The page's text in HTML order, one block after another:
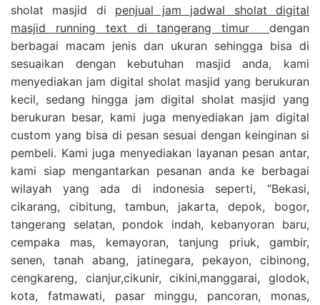
sholat masjid di penjual jam jadwal sholat digital
masjid running text di tangerang timur dengan
berbagai macam jenis dan ukuran sehingga bisa di
sesuaikan dengan kebutuhan masjid anda, kami
menyediakan jam digital sholat masjid yang berukuran
kecil, sedang hingga jam digital sholat masjid yang
berukuran besar, kami juga menyediakan jam digital
custom yang bisa di pesan sesuai dengan keinginan si
pembeli. Kami juga menyediakan layanan pesan antar,
kami siap mengantarkan pesanan anda ke berbagai
wilayah yang ada di indonesia seperti, “Bekasi,
cikarang, cibitung, tambun, jakarta, depok, bogor,
tangerang selatan, pondok indah, kebanyoran baru,
cempaka mas, kemayoran, tanjung priuk, gambir,
senen, tanah abang, jatinegara, pekayon, cibinong,
cengkareng, cianjur,cikunir, cikini,manggarai, glodok,
kota, fatmawati, pasar minggu, pancoran, monas,